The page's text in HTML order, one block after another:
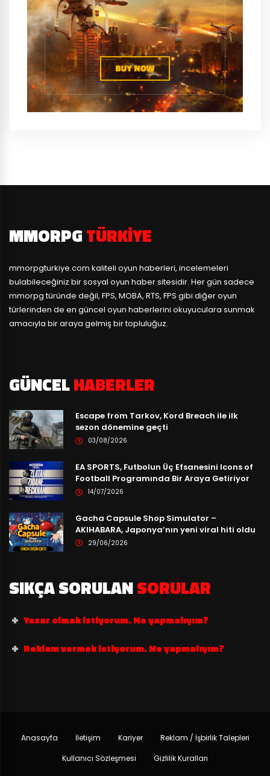
MMORPGTÜRKIYE
mmorpgturkiye.com kaliteli oyun haberleri, incelemeleri
bulabileceğiniz bir sosyal oyun haber sitesidir. Her gün sadece
mmorpg türünde değil, FPS, MOBA, RTS, FPS gibi diğer oyun
türlerinden de en güncel oyun haberlerini okuyuculara sunmak
amacıyla bir araya gelmiş bir topluluğuz.
GÜNCELHABERLER
Escape from Tarkov, Kord Breach ile ilk
sezon dönemine geçti
03/08/2026
EA SPORTS, Futbolun Üç Efsanesini Icons of
Football Programında Bir Araya Getiriyor
14/07/2026
Gacha Capsule Shop Simulator –
AKIHABARA, Japonya’nın yeni viral hiti oldu
29/06/2026
SIKÇA SORULANSORULAR
Yazar olmak istiyorum. Ne yapmalıyım?
Reklam vermek istiyorum. Ne yapmalıyım?
Anasayfa İletişim Kariyer
Reklam / İşbirlik Talepleri
Kullanıcı Sözleşmesi
Gizlilik Kuralları